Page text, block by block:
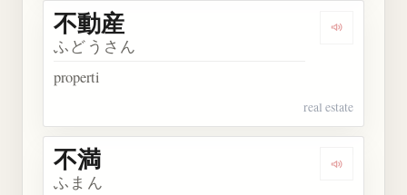
Dengarkan
不動産
ふどうさん
properti
real estate
Dengarkan
不満
ふまん